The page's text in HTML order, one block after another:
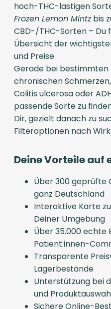
hoch-THC-lastigen
Frozen Lemon Mintzbis
CBD-/THC-Sorten – Du
Übersicht der
und Preise.
Gerade bei bestimmten
chronischen
Colitis ulcerosa oder
passende Sorte zu
Dir, gezielt danach zu
Filteroptionen nach
Deine Vorteile auf
Über 300 geprüfte
ganz Deutschland
Interaktive Karte
Deiner Umgebung
Über 35.000 echte
Patient:innen-
Transparente
Lagerbestände
Unterstützung bei
und
Sichere Online-